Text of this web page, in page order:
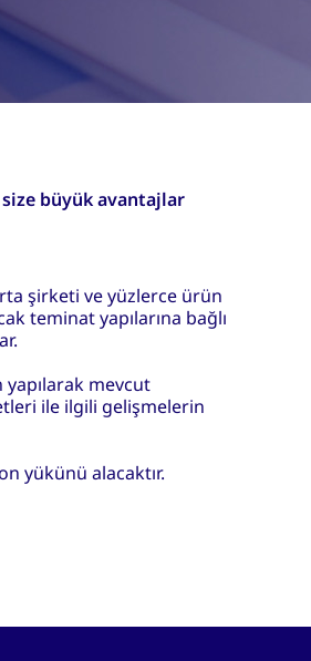
büyük avantajlar
şirketi ve yüzlerce ürün
teminat yapılarına bağlı
mevcut
ile ilgili gelişmelerin
yükünü alacaktır.